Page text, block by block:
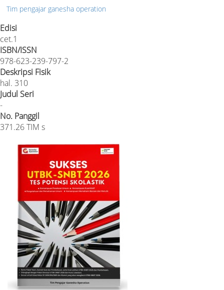
Tim pengajar ganesha operation
Edisi
cet.1
ISBN/ISSN
978-623-239-797-2
Deskripsi Fisik
hal. 310
Judul Seri
-
No. Panggil
371.26 TIM s